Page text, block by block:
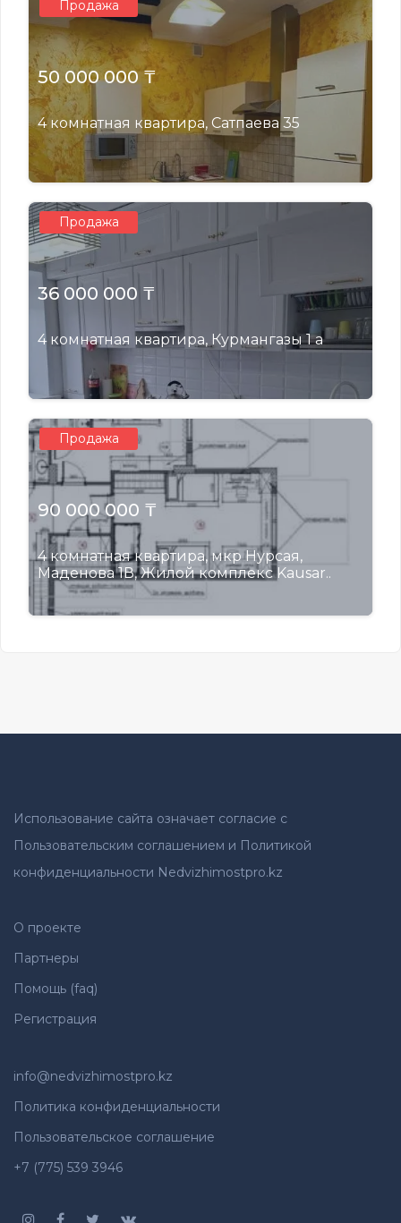
Продажа
50 000 000 ₸
4 комнатная квартира, Сатпаева 35
Продажа
36 000 000 ₸
4 комнатная квартира, Курмангазы 1 а
Продажа
90 000 000 ₸
4 комнатная квартира, мкр Нурсая,
Маденова 1В, Жилой комплекс Kausar..
Использование сайта означает согласие с
Пользовательским соглашением и Политикой
конфиденциальности Nedvizhimostpro.kz
О проекте
Партнеры
Помощь (faq)
Регистрация
info@nedvizhimostpro.kz
Политика конфиденциальности
Пользовательское соглашение
+7 (775) 539 3946